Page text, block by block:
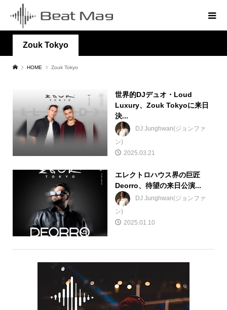
Zouk Tokyo
HOME Zouk Tokyo
世界的DJデュオ・Loud
Luxury、Zouk Tokyoに来日
決...
DJ Junghwan(ジョンファ
ン)
2025.03.21
エレクトロハウス界の巨匠
Deorro、待望の来日公演...
DJ Junghwan(ジョンファ
ン)
2025.01.10